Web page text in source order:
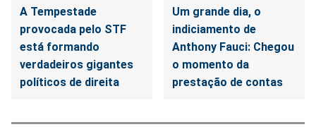
A Tempestade
provocada pelo STF
está formando
verdadeiros gigantes
políticos de direita
Um grande dia, o
indiciamento de
Anthony Fauci: Chegou
o momento da
prestação de contas